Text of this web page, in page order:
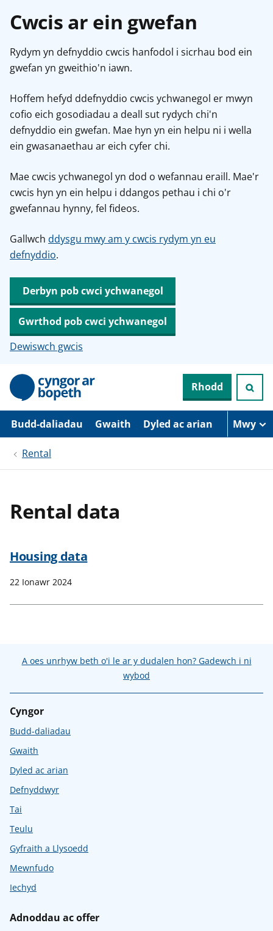
Cwcis ar ein gwefan
Rydym yn defnyddio cwcis hanfodol i sicrhau bod ein
gwefan yn gweithio'n iawn.
Hoffem hefyd ddefnyddio cwcis ychwanegol er mwyn
cofio eich gosodiadau a deall sut rydych chi'n
defnyddio ein gwefan. Mae hyn yn ein helpu ni i wella
ein gwasanaethau ar eich cyfer chi.
Mae cwcis ychwanegol yn dod o wefannau eraill. Mae'r
cwcis hyn yn ein helpu i ddangos pethau i chi o'r
gwefannau hynny, fel fideos.
Gallwch ddysgu mwy am y cwcis rydym yn eu
defnyddio.
Derbyn pob cwci ychwanegol
Gwrthod pob cwci ychwanegol
Dewiswch gwcis
N
d
r
w
Rhodd
Budd-daliadau Gwaith Dyled ac arian Mwy
Rental
Rental data
Housing data
22 Ionawr 2024
A oes unrhyw beth o'i le ar y dudalen hon? Gadewch i ni
wybod
Cyngor
Budd-daliadau
Gwaith
Dyled ac arian
Defnyddwyr
Tai
Teulu
Gyfraith a Llysoedd
Mewnfudo
Iechyd
Adnoddau ac offer